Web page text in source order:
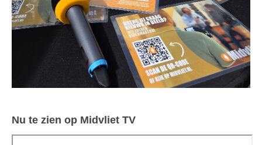
Nu te zien op Midvliet TV